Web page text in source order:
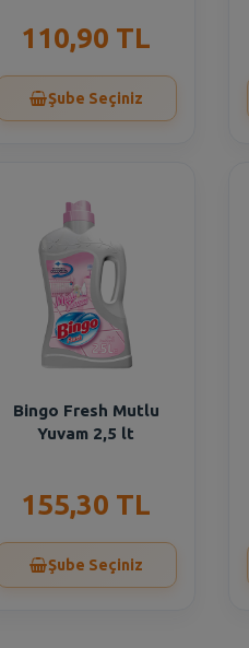
110,90 TL
Şube Seçiniz
Bingo Fresh Mutlu
Yuvam 2,5 lt
155,30 TL
Şube Seçiniz